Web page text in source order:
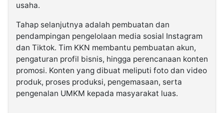
usaha.
Tahap selanjutnya adalah pembuatan dan
pendampingan pengelolaan media sosial Instagram
dan Tiktok. Tim KKN membantu pembuatan akun,
pengaturan profil bisnis, hingga perencanaan konten
promosi. Konten yang dibuat meliputi foto dan video
produk, proses produksi, pengemasaan, serta
pengenalan UMKM kepada masyarakat luas.